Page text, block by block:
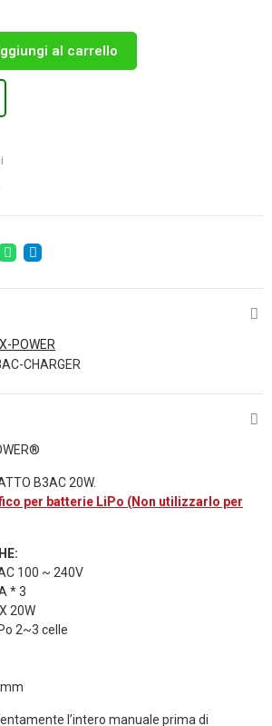
al carrello
POWER
CHARGER
B3AC 20W.
per batterie LiPo (Non utilizzarlo per
100 ~ 240V
* 3
20W
2~3 celle
l’intero manuale prima di